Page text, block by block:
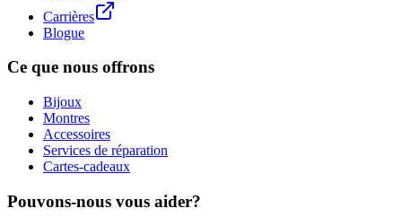
Carrières
Blogue
Ce que nous offrons
Bijoux
Montres
Accessoires
Services de réparation
Cartes-cadeaux
Pouvons-nous vous aider?